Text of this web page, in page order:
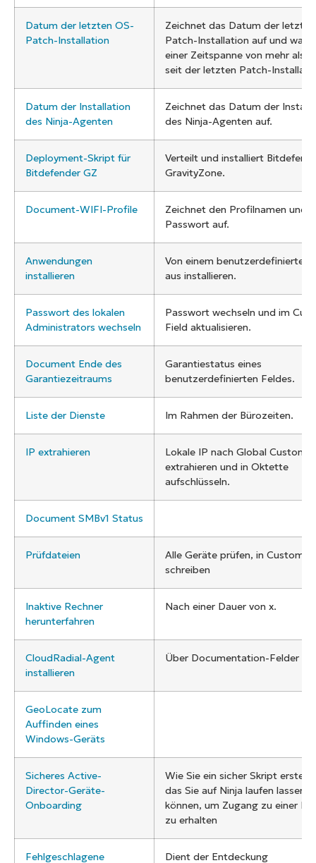
Datum der letzten OS-
Patch-Installation
Zeichnet das Datum der
Patch-Installation auf und
einer Zeitspanne von mehr als
seit der letzten Patch-
Datum der Installation
des Ninja-Agenten
Zeichnet das Datum der
des Ninja-Agenten auf.
Deployment-Skript für
Bitdefender GZ
Verteilt und installiert
GravityZone.
Document-WIFI-Profile
Zeichnet den Profilnamen und
Passwort auf.
Anwendungen
installieren
Von einem benutzerdefinierten
aus installieren.
Passwort des lokalen
Administrators wechseln
Passwort wechseln und im
Field aktualisieren.
Document Ende des
Garantiezeitraums
Garantiestatus eines
benutzerdefinierten Feldes.
Liste der Dienste Im Rahmen der Bürozeiten.
IP extrahieren
Lokale IP nach Global Custom
extrahieren und in Oktette
aufschlüsseln.
Document SMBv1 Status
Prüfdateien
Alle Geräte prüfen, in Custom
schreiben
Inaktive Rechner
herunterfahren
Nach einer Dauer von x.
CloudRadial-Agent
installieren
Über Documentation-Felder
GeoLocate zum
Auffinden eines
Windows-Geräts
Sicheres Active-
Director-Geräte-
Onboarding
Wie Sie ein sicher Skript
das Sie auf Ninja laufen lassen
können, um Zugang zu einer
zu erhalten
Fehlgeschlagene
Dient der Entdeckung